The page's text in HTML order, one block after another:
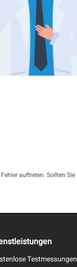
auftreten. Sollten Sie
Testmessungen